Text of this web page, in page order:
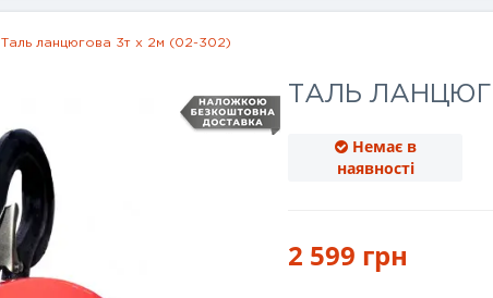
Таль ланцюгова 3т х 2м (02-302)
ТАЛЬ
Немає в
наявності
2 599 грн